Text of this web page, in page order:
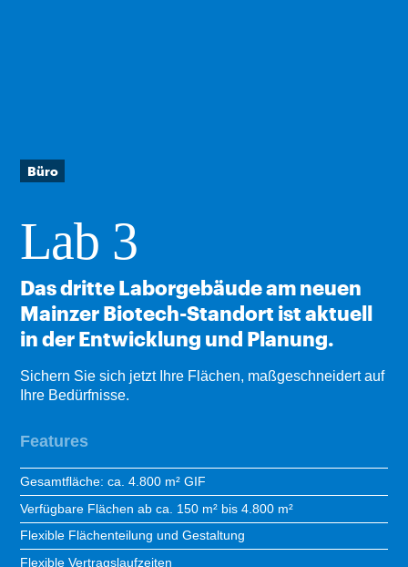
Büro
Lab 3
Das dritte Laborgebäude am neuen
Mainzer Biotech-Standort ist aktuell
in der Entwicklung und Planung.
Sichern Sie sich jetzt Ihre Flächen, maßgeschneidert auf
Ihre Bedürfnisse.
Features
Gesamtfläche: ca. 4.800 m² GIF
Verfügbare Flächen ab ca. 150 m² bis 4.800 m²
Flexible Flächenteilung und Gestaltung
Flexible Vertragslaufzeiten